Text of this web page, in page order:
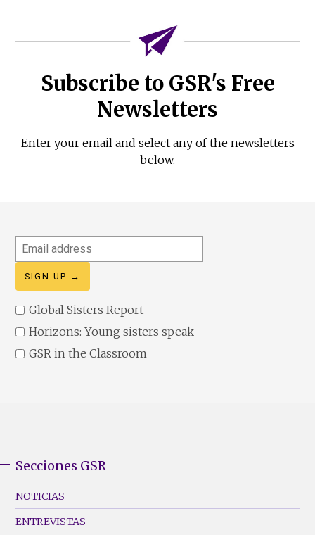
Subscribe to GSR's Free
Newsletters
Enter your email and select any of the newsletters
below.
Email
address
Global Sisters Report
Horizons: Young sisters speak
GSR in the Classroom
Footer
Menu
(Left)
Secciones GSR
NOTICIAS
ENTREVISTAS